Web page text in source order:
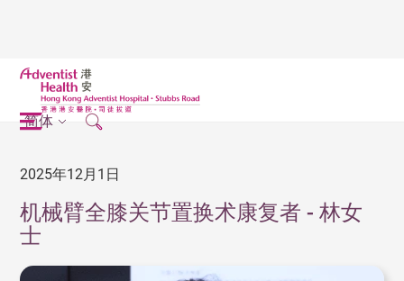
简体
2025年12月1日
机械臂全膝关节置换术康复者 - 林女
士